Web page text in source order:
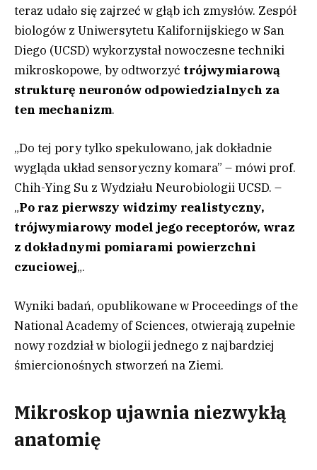
teraz udało się zajrzeć w głąb ich zmysłów. Zespół
biologów z Uniwersytetu Kalifornijskiego w San
Diego (UCSD) wykorzystał nowoczesne techniki
mikroskopowe, by odtworzyć trójwymiarową
strukturę neuronów odpowiedzialnych za
ten mechanizm.
„Do tej pory tylko spekulowano, jak dokładnie
wygląda układ sensoryczny komara” – mówi prof.
Chih-Ying Su z Wydziału Neurobiologii UCSD. –
„Po raz pierwszy widzimy realistyczny,
trójwymiarowy model jego receptorów, wraz
z dokładnymi pomiarami powierzchni
czuciowej„.
Wyniki badań, opublikowane w Proceedings of the
National Academy of Sciences, otwierają zupełnie
nowy rozdział w biologii jednego z najbardziej
śmiercionośnych stworzeń na Ziemi.
Mikroskop ujawnia niezwykłą
anatomię